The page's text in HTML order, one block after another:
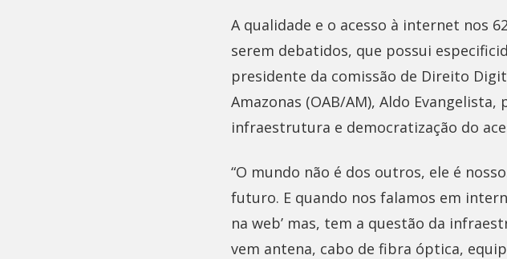
A qualidade e o acesso à internet nos
serem debatidos, que possui
presidente da comissão de Direito
Amazonas (OAB/AM), Aldo
infraestrutura e democratização do
“O mundo não é dos outros, ele é
futuro. E quando nos falamos em
na web’ mas, tem a questão da
vem antena, cabo de fibra óptica,